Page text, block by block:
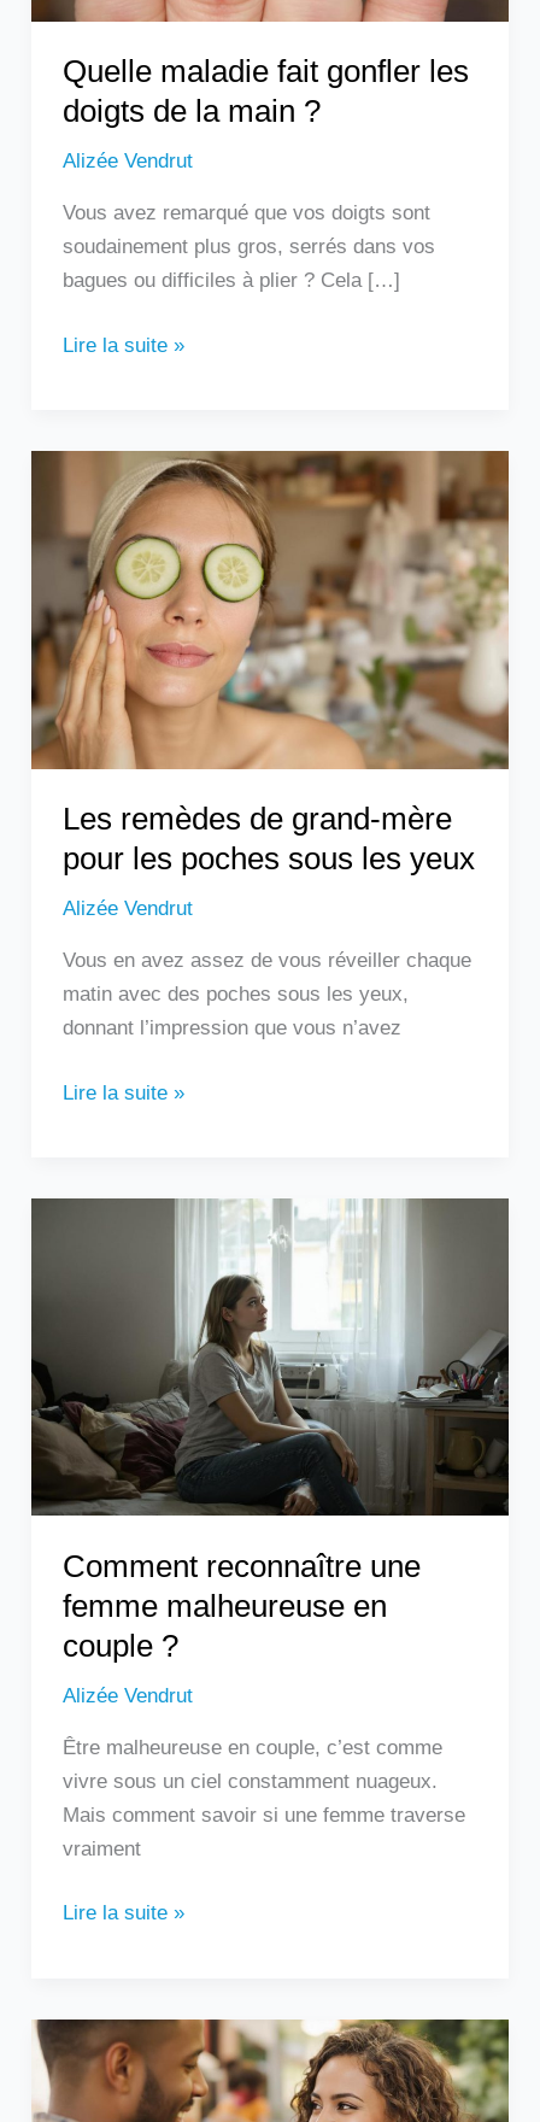
Quelle maladie fait gonfler les
doigts de la main ?
Alizée Vendrut
Vous avez remarqué que vos doigts sont
soudainement plus gros, serrés dans vos
bagues ou difficiles à plier ? Cela […]
?
Lire la suite »
Les remèdes de grand-mère
pour les poches sous les yeux
Alizée Vendrut
Vous en avez assez de vous réveiller chaque
matin avec des poches sous les yeux,
donnant l’impression que vous n’avez
remèdes
de
grand-
mère
pour
les
poches
sous
les
yeux
Lire la suite »
Comment reconnaître une
femme malheureuse en
couple ?
Alizée Vendrut
Être malheureuse en couple, c’est comme
vivre sous un ciel constamment nuageux.
Mais comment savoir si une femme traverse
vraiment
couple
Lire la suite »
Un
homme